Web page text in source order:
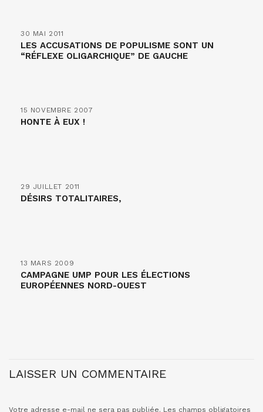
30 MAI 2011
LES ACCUSATIONS DE POPULISME SONT UN
“RÉFLEXE OLIGARCHIQUE” DE GAUCHE
15 NOVEMBRE 2007
HONTE À EUX !
29 JUILLET 2011
DÉSIRS TOTALITAIRES,
13 MARS 2009
CAMPAGNE UMP POUR LES ÉLECTIONS
EUROPÉENNES NORD-OUEST
LAISSER UN COMMENTAIRE
Votre adresse e-mail ne sera pas publiée. Les champs obligatoires